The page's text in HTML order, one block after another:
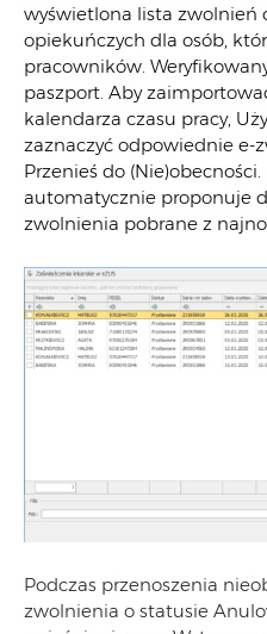
wyświetlona lista zwolnień
opiekuńczych dla osób,
pracowników.
paszport. Aby
kalendarza czasu pracy,
zaznaczyć odpowiednie e-
Przenieś do
automatycznie proponuje
zwolnienia pobrane z
Podczas przenoszenia
zwolnienia o statusie